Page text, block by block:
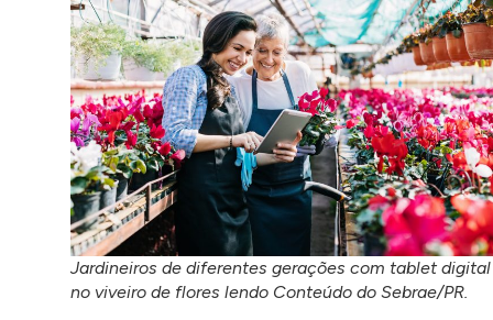
Jardineiros de diferentes gerações com tablet digital
no viveiro de flores lendo Conteúdo do Sebrae/PR.